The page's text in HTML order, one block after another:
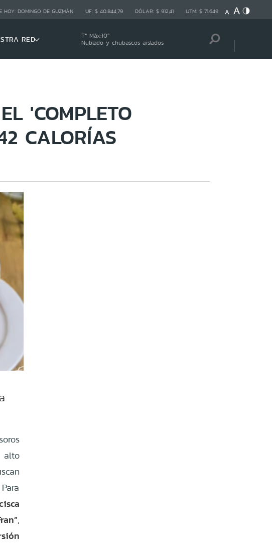
HOY: DOMINGO DE GUZMÁN UF: $ 40.844,79 DÓLAR: $ 912,41 UTM: $ 71.649
RED Tª Máx:10º
Nublado y chubascos aislados
'COMPLETO
CALORÍAS
alto
,